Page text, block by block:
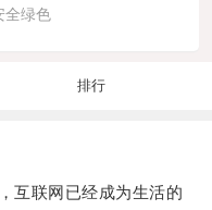
全绿色
排行
联网已经成为生活的